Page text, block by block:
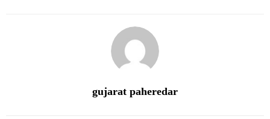
gujarat paheredar